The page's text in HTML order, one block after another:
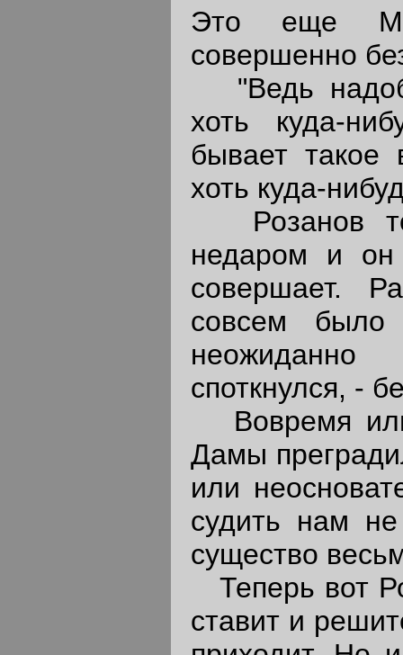
Это еще
совершенно
"Ведь
хоть куда-
бывает такое
хоть куда-
Розанов
недаром и он
совершает.
совсем
споткнулся, -
Вовремя
Дамы
или
судить нам
существо
Теперь вот
ставит и